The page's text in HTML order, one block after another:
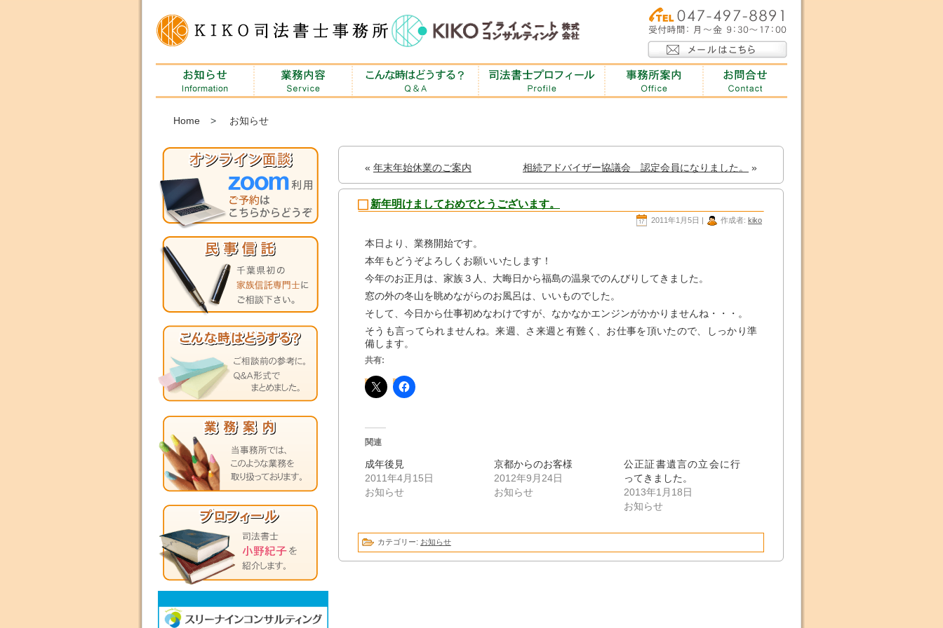
Home > お知らせ
« 年末年始休業のご案内 相続アドバイザー協議会 認定会員になりました。 »
新年明けましておめでとうございます。
2011年1月5日 | 作成者: kiko
本日より、業務開始です。
本年もどうぞよろしくお願いいたします！
今年のお正月は、家族３人、大晦日から福島の温泉でのんびりしてきました。
窓の外の冬山を眺めながらのお風呂は、いいものでした。
そして、今日から仕事初めなわけですが、なかなかエンジンがかかりませんね・・・。
そうも言ってられませんね。来週、さ来週と有難く、お仕事を頂いたので、しっかり準
備します。
共有:
関連
成年後見
2011年4月15日
お知らせ
京都からのお客様
2012年9月24日
お知らせ
公正証書遺言の立会に行
ってきました。
2013年1月18日
お知らせ
カテゴリー: お知らせ